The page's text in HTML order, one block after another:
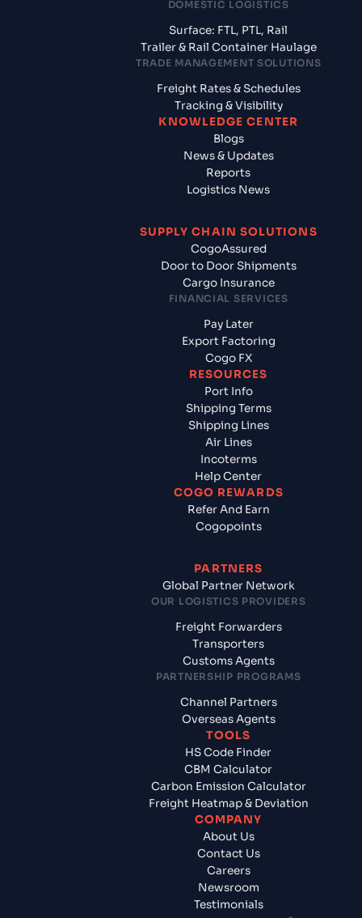
DOMESTIC LOGISTICS
Surface: FTL, PTL, Rail
Trailer & Rail Container Haulage
TRADE MANAGEMENT SOLUTIONS
Freight Rates & Schedules
Tracking & Visibility
KNOWLEDGE CENTER
Blogs
News & Updates
Reports
Logistics News
SUPPLY CHAIN SOLUTIONS
CogoAssured
Door to Door Shipments
Cargo Insurance
FINANCIAL SERVICES
Pay Later
Export Factoring
Cogo FX
RESOURCES
Port Info
Shipping Terms
Shipping Lines
Air Lines
Incoterms
Help Center
COGO REWARDS
Refer And Earn
Cogopoints
PARTNERS
Global Partner Network
OUR LOGISTICS PROVIDERS
Freight Forwarders
Transporters
Customs Agents
PARTNERSHIP PROGRAMS
Channel Partners
Overseas Agents
TOOLS
HS Code Finder
CBM Calculator
Carbon Emission Calculator
Freight Heatmap & Deviation
COMPANY
About Us
Contact Us
Careers
Newsroom
Testimonials